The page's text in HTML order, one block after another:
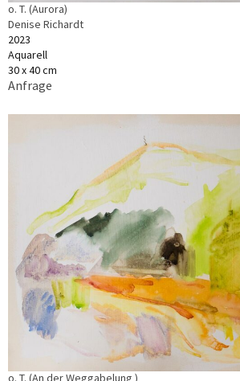
o. T. (Aurora)
Denise Richardt
2023
Aquarell
30 x 40 cm
Anfrage
o. T. (An der Weggabelung )